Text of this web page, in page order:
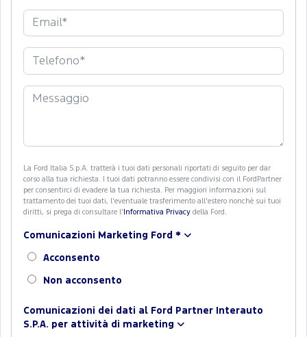
La Ford Italia S.p.A. tratterà i tuoi dati personali riportati di seguito per dar
corso alla tua richiesta. I tuoi dati potranno essere condivisi con il FordPartner
per consentirci di evadere la tua richiesta. Per maggiori informazioni sul
trattamento dei tuoi dati, l'eventuale trasferimento all'estero nonchè sui tuoi
diritti, si prega di consultare l' Informativa Privacy della Ford.
Comunicazioni Marketing Ford *
Acconsento
Non acconsento
Comunicazioni dei dati al Ford Partner Interauto
S.P.A. per attività di marketing